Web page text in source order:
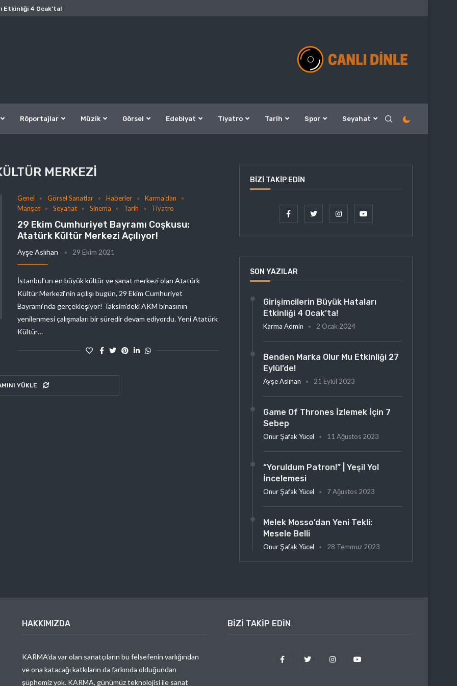
Etkinliği 4 Ocak’ta!
Röportajlar Müzik Görsel Edebiyat Tiyatro Tarih Spor Seyahat
MERKEZI
Genel Görsel Sanatlar Haberler
Karma'dan
Manşet
Seyahat Sinema Tarih Tiyatro
29 Ekim Cumhuriyet Bayramı Coşkusu:
Atatürk Kültür Merkezi Açılıyor!
Ayşe Aslıhan 29 Ekim 2021
İstanbul’un en büyük kültür ve sanat merkezi olan Atatürk
Kültür Merkezi‘nin açılışı bugün, 29 Ekim Cumhuriyet
Bayramı‘nda gerçekleşiyor! Taksim’deki AKM binasının
yenilenmesi çalışmaları bir süredir devam ediyordu. Yeni Atatürk
Kültür…
YÜKLE
BIZI TAKIP EDIN
SON YAZILAR
Girişimcilerin Büyük Hataları
Etkinliği 4 Ocak’ta!
Karma Admin 2 Ocak 2024
Benden Marka Olur Mu Etkinliği 27
Eylül’de!
Ayşe Aslıhan 21 Eylül 2023
Game Of Thrones İzlemek İçin 7
Sebep
Onur Şafak Yücel 11 Ağustos 2023
“Yoruldum Patron!” | Yeşil Yol
İncelemesi
Onur Şafak Yücel 7 Ağustos 2023
Melek Mosso’dan Yeni Tekli:
Mesele Belli
Onur Şafak Yücel 28 Temmuz 2023
HAKKIMIZDA
KARMA’da var olan sanatçıların bu felsefenin varlığından
ve ona katacağı katkıların da farkında olduğundan
şüphemiz yok. KARMA, günümüz teknolojisi ile sanat
BIZI TAKIP EDIN